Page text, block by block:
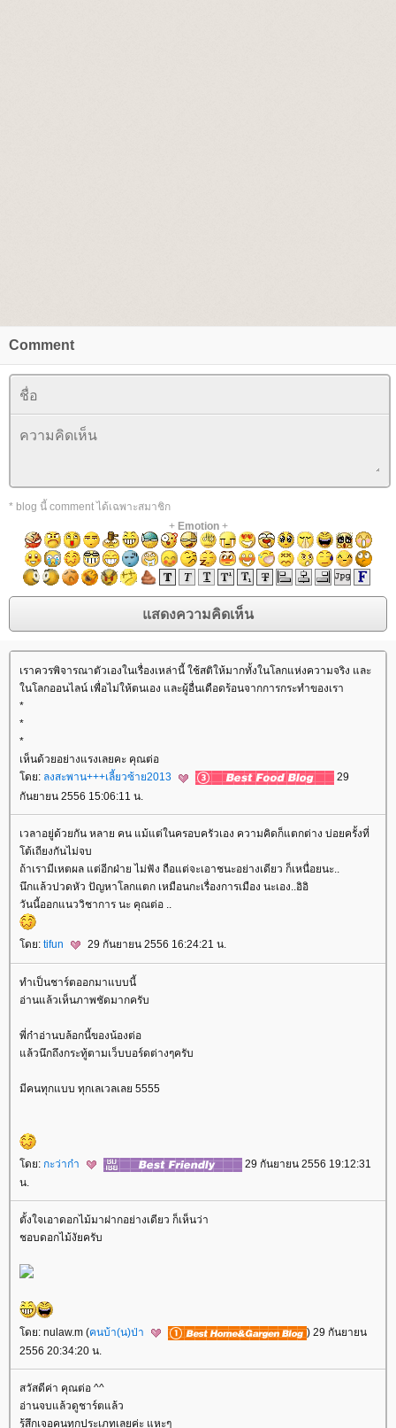
Comment
* blog นี้ comment ได้เฉพาะสมาชิก
+ Emotion+
เราควรพิจารณาตัวเองในเรื่องเหล่านี้ ใช้สติให้มากทั้งในโลกแห่งความจริง และ
นโลกออนไลน์ เพื่อไม่ให้ตนเอง และผู้อื่นเดือดร้อนจากการกระทำของเรา
*
*
*
เห็นด้วยอย่างแรงเลยคะ คุณต่อ
ดย: ลงสะพาน+++เลี้ยวซ้าย2013
29
กันยายน 2556 15:06:11 น.
เวลาอยู่ด้วยกัน หลาย คน แม้แต่ในครอบครัวเอง ความคิดก็แตกต่าง บ่อยครั้งที่
ต้เถียงกันไม่จบ
ถ้าเรามีเหตผล แต่อีกฝ่าย ไม่ฟัง ถือแต่จะเอาชนะอย่างเดียว ก็เหนื่อยนะ..
นึกแล้วปวดหัว ปัญหาโลกแตก เหมือนกะเรื่องการเมือง นะเอง..อิอิ
วันนี้ออกแนววิชาการ นะ คุณต่อ ..
ดย: tifun 29 กันยายน 2556 16:24:21 น.
ทำเป็นชาร์ตออกมาแบบนี้
อ่านแล้วเห็นภาพชัดมากครับ
พี่ก๋าอ่านบล้อกนี้ของน้องต่อ
ล้วนึกถึงกระทู้ตามเว็บบอร์ดต่างๆครับ
มีคนทุกแบบ ทุกเลเวลเลย 5555
ดย: กะว่าก๋า
29 กันยายน 2556 19:12:31
น.
ตั้งใจเอาดอกไม้มาฝากอย่างเดียว ก็เห็นว่า
ชอบดอกไม้งัยครับ
ดย: nulaw.m (คนบ้า(น)ป่า
) 29 กันยายน
2556 20:34:20 น.
สวัสดีค่า คุณต่อ ^^
อ่านจบแล้วดูชาร์ตแล้ว
รู้สึกเจอคนทุกประเภทเลยค่ะ แหะๆ